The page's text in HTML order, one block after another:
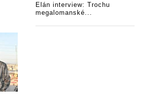
Elán interview: Trochu
megalomanské...